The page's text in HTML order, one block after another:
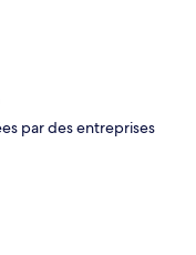
par des entreprises